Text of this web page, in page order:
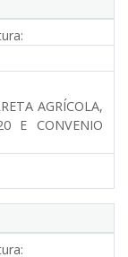
AGRÍCOLA,
E CONVENIO